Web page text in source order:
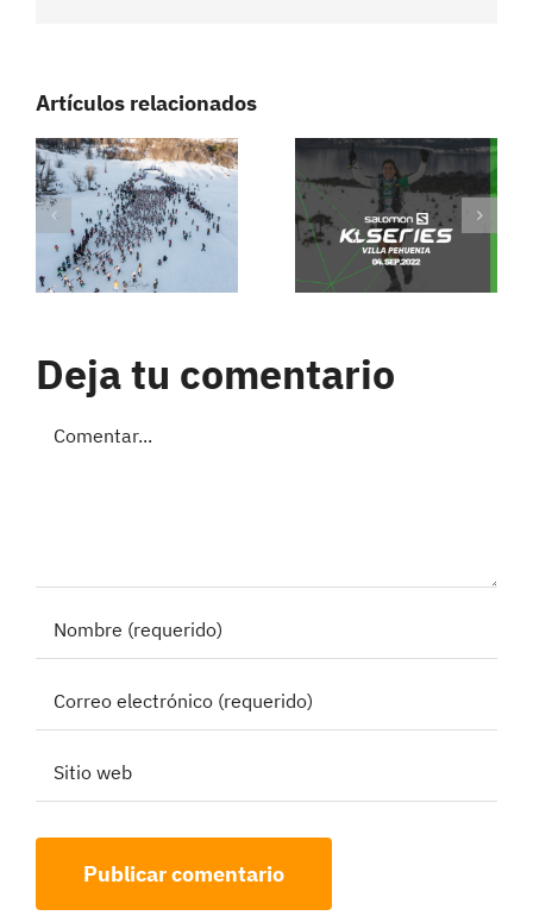
Artículos relacionados
Deja tu comentario
Comentar